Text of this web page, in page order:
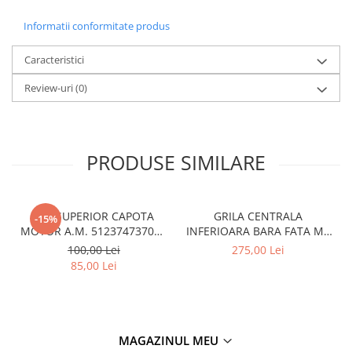
Informatii conformitate produs
Caracteristici
Review-uri(0)
PRODUSE SIMILARE
-15%
CUI SUPERIOR CAPOTA
MOTOR A.M. 51237473707 -
BMW SERIES 3 (G20/G21)
100,00 Lei
85,00 Lei
GRILA CENTRALA
INFERIOARA BARA FATA M -
MODEL CU ACC - O.E.
275,00 Lei
MAGAZINUL MEU